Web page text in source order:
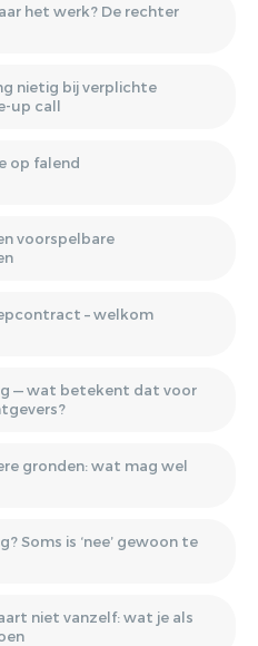
het werk? De rechter
nietig bij verplichte
up call
op falend
voorspelbare
– welkom
— wat betekent dat voor
gronden: wat mag wel
Soms is ‘nee’ gewoon te
niet vanzelf: wat je als